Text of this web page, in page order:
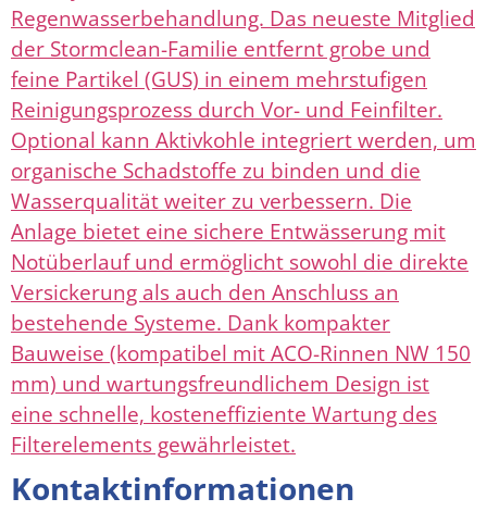
Regenwasserbehandlung. Das neueste Mitglied
der Stormclean-Familie entfernt grobe und
feine Partikel (GUS) in einem mehrstufigen
Reinigungsprozess durch Vor- und Feinfilter.
Optional kann Aktivkohle integriert werden, um
organische Schadstoffe zu binden und die
Wasserqualität weiter zu verbessern. Die
Anlage bietet eine sichere Entwässerung mit
Notüberlauf und ermöglicht sowohl die direkte
Versickerung als auch den Anschluss an
bestehende Systeme. Dank kompakter
Bauweise (kompatibel mit ACO-Rinnen NW 150
mm) und wartungsfreundlichem Design ist
eine schnelle, kosteneffiziente Wartung des
Filterelements gewährleistet.
Kontaktinformationen